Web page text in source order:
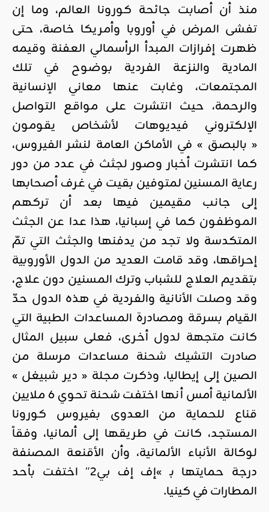
منذ أن أصابت جائحة كورونا العالم، وما إن
تفشى المرض في أوروبا وأمريكا خاصة، حتى
ظهرت إفرازات المبدأ الرأسمالي العفنة وقيمه
المادية والنزعة الفردية بوضوح في تلك
المجتمعات، وغابت عنها معاني الإنسانية
والرحمة، حيث انتشرت على مواقع التواصل
الإلكتروني فيديوهات لأشخاص يقومون
« بالبصق » في الأماكن العامة لنشر الفيروس،
كما انتشرت أخبار وصور لجثث في عدد من دور
رعاية المسنين لمتوفين بقيت في غرف أصحابها
إلى جانب مقيمين فيها بعد أن تركهم
الموظفون كما في إسبانيا، هذا عدا عن الجثث
المتكدسة ولا تجد من يدفنها والجثث التي تمّ
إحراقها، وقد قامت العديد من الدول الأوروبية
بتقديم العلاج للشباب وترك المسنين دون علاج،
وقد وصلت الأنانية والفردية في هذه الدول حدّ
القيام بسرقة ومصادرة المساعدات الطبية التي
كانت متجهة لدول أخرى، فعلى سبيل المثال
صادرت التشيك شحنة مساعدات مرسلة من
الصين إلى إيطاليا، وذكرت مجلة « دير شبيغل »
الألمانية أمس أنها اختفت شحنة تحوي 6 ملايين
قناع للحماية من العدوى بفيروس كورونا
المستجد، كانت في طريقها إلى ألمانيا، وفقاً
لوكالة الأنباء الألمانية، وأن الأقنعة المصنفة
درجة حمايتها بـ »إف إف بي2″ اختفت بأحد
المطارات في كينيا.